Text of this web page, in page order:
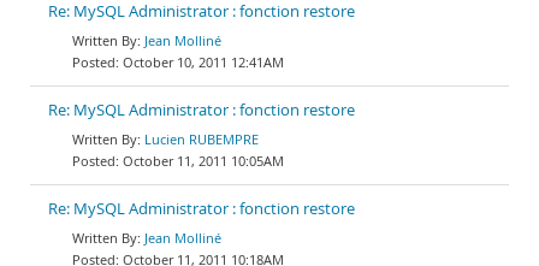
Re: MySQL Administrator : fonction restore
Jean Molliné
October 10, 2011 12:41AM
Re: MySQL Administrator : fonction restore
Lucien RUBEMPRE
October 11, 2011 10:05AM
Re: MySQL Administrator : fonction restore
Jean Molliné
October 11, 2011 10:18AM